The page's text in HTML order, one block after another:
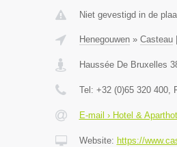
Niet gevestigd in de
Henegouwen» Casteau|
Haussée De Bruxelles
Tel: +32 (0)65 320 400,
E-mail › Hotel &
Website: https://